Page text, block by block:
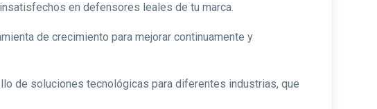
en defensores leales de tu marca.
de crecimiento para mejorar continuamente y
de soluciones tecnológicas para diferentes industrias, que